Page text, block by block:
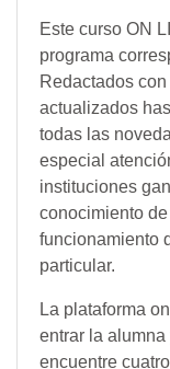
Este curso ON
programa
Redactados
actualizados
todas las
especial
instituciones
conocimiento
funcionamiento
particular.
La plataforma
entrar la
encuentre